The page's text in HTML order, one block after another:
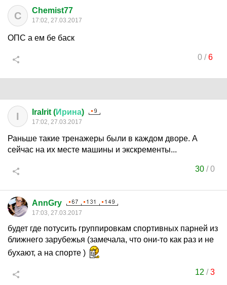
C Chemist77
17:02, 27.03.2017
ОПС а ем бе баск
0/6
I IraIrit (Ирина)
17:02, 27.03.2017
Раньше такие тренажеры были в каждом дворе. А
сейчас на их месте машины и экскременты...
30 /0
AnnGry
17:03, 27.03.2017
будет где потусить группировкам спортивных парней из
ближнего зарубежья (замечала, что они-то как раз и не
бухают, а на спорте )
12 /3